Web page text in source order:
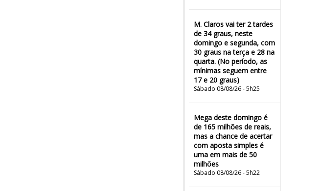
M. Claros vai ter 2 tardes
de 34 graus, neste
domingo e segunda, com
30 graus na terça e 28 na
quarta. (No período, as
mínimas seguem entre
17 e 20 graus)
Sábado 08/08/26 - 5h25
Mega deste domingo é
de 165 milhões de reais,
mas a chance de acertar
com aposta simples é
uma em mais de 50
milhões
Sábado 08/08/26 - 5h22